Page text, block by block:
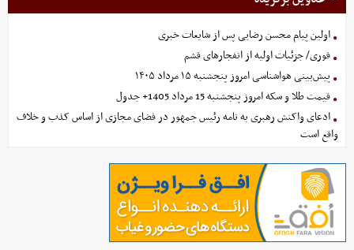
اولین پیام محسن رضایی پس از شایعات خبری
فوری/ جزئیات اولیه از انفجارهای قشم
پیش‌بینی هواشناسی امروز پنجشنبه ۱۵ مرداد ۱۴۰۵
قیمت طلا و سکه امروز پنجشنبه 15 مرداد 1405+ جدول
ادعای واکنش رهبری به نامه رئیس جمهور در فضای مجازی از اساس کذب و خلاف
واقع است